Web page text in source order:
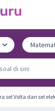
sel Volta dan sel